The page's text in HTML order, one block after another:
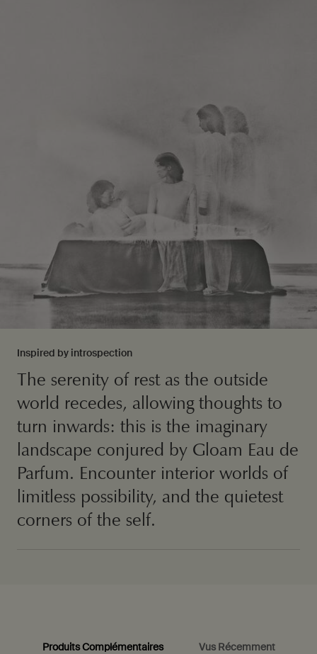
Inspired by introspection
The serenity of rest as the outside
world recedes, allowing thoughts to
turn inwards: this is the imaginary
landscape conjured by Gloam Eau de
Parfum. Encounter interior worlds of
limitless possibility, and the quietest
corners of the self.
PDP Video Fullscreen Flowplayer
Produits Complémentaires Vus Récemment